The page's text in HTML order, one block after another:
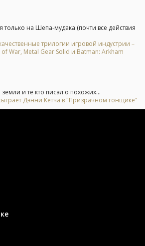
только на Шепа-мудака (почти все действия
трилогии игровой индустрии –
War, Metal Gear Solid и Batman: Arkham
и те кто писал о похожих...
Дэнни Кетча в "Призрачном гонщике"